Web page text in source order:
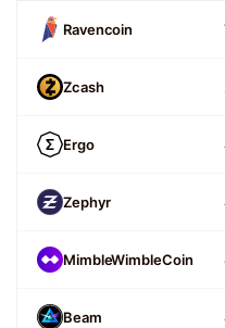
Ravencoin
Zcash
Ergo
Zephyr
MimbleWimbleCoin
Beam